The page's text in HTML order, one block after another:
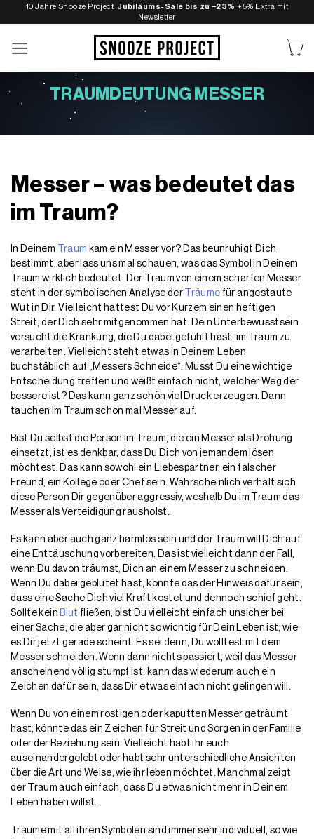
Inhalt
springen
10 Jahre Snooze Project: Jubiläums-Sale bis zu −23% +5% Extra mit
Newsletter
TRAUMDEUTUNG MESSER
Messer – was bedeutet das
im Traum?
In Deinem Traum kam ein Messer vor? Das beunruhigt Dich
bestimmt, aber lass uns mal schauen, was das Symbol in Deinem
Traum wirklich bedeutet. Der Traum von einem scharfen Messer
steht in der symbolischen Analyse der
Träume für angestaute
Wut in Dir. Vielleicht hattest Du vor Kurzem einen heftigen
Streit, der Dich sehr mitgenommen hat. Dein Unterbewusstsein
versucht die Kränkung, die Du dabei gefühlt hast, im Traum zu
verarbeiten. Vielleicht steht etwas in Deinem Leben
buchstäblich auf „Messers Schneide“. Musst Du eine wichtige
Entscheidung treffen und weißt einfach nicht, welcher Weg der
bessere ist? Das kann ganz schön viel Druck erzeugen. Dann
tauchen im Traum schon mal Messer auf.
Bist Du selbst die Person im Traum, die ein Messer als Drohung
einsetzt, ist es denkbar, dass Du Dich von jemandem lösen
möchtest. Das kann sowohl ein Liebespartner, ein falscher
Freund, ein Kollege oder Chef sein. Wahrscheinlich verhält sich
diese Person Dir gegenüber aggressiv, weshalb Du im Traum das
Messer als Verteidigung rausholst.
Es kann aber auch ganz harmlos sein und der Traum will Dich auf
eine Enttäuschung vorbereiten. Das ist vielleicht dann der Fall,
wenn Du davon träumst, Dich an einem Messer zu schneiden.
Wenn Du dabei geblutet hast, könnte das der Hinweis dafür sein,
dass eine Sache Dich viel Kraft kostet und dennoch schief geht.
Sollte kein Blut fließen, bist Du vielleicht einfach unsicher bei
einer Sache, die aber gar nicht so wichtig für Dein Leben ist, wie
es Dir jetzt gerade scheint. Es sei denn, Du wolltest mit dem
Messer schneiden. Wenn dann nichts passiert, weil das Messer
anscheinend völlig stumpf ist, kann das wiederum auch ein
Zeichen dafür sein, dass Dir etwas einfach nicht gelingen will.
Wenn Du von einem rostigen oder kaputten Messer geträumt
hast, könnte das ein Zeichen für Streit und Sorgen in der Familie
oder der Beziehung sein. Vielleicht habt ihr euch
auseinandergelebt oder habt sehr unterschiedliche Ansichten
über die Art und Weise, wie ihr leben möchtet. Manchmal zeigt
der Traum auch einfach, dass Du etwas nicht mehr in Deinem
Leben haben willst.
Träume mit all ihren Symbolen sind immer sehr individuell, so wie